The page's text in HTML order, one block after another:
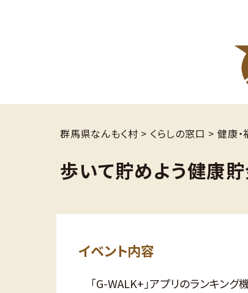
群馬県なんもく村 > くらしの窓口 >健康・
歩いて貯めよう健康貯
イベント内容
「G-WALK+」アプリのランキン